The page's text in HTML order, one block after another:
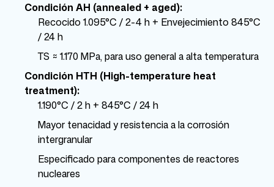
Condición AH (annealed + aged):
Recocido 1.095°C / 2-4 h + Envejecimiento 845°C
/ 24 h
TS ≈ 1.170 MPa, para uso general a alta temperatura
Condición HTH (High-temperature heat
treatment):
1.190°C / 2 h + 845°C / 24 h
Mayor tenacidad y resistencia a la corrosión
intergranular
Especificado para componentes de reactores
nucleares